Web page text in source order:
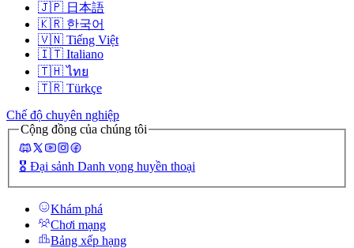
🇯🇵 日本語
🇰🇷 한국어
🇻🇳 Tiếng Việt
🇮🇹 Italiano
🇹🇭 ไทย
🇹🇷 Türkçe
Chế độ chuyên nghiệp
Cộng đồng của chúng tôi
🎖️ Đại sảnh Danh vọng huyền thoại
Khám phá
Chơi mạng
Bảng xếp hạng